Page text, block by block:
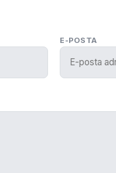
E-POSTA